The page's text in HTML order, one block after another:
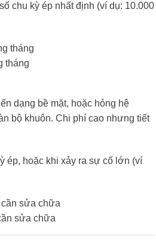
chu kỳ ép nhất định (ví dụ: 10.000
tháng
dạng bề mặt, hoặc hỏng hệ
bộ khuôn. Chi phí cao nhưng tiết
ép, hoặc khi xảy ra sự cố lớn (ví
sửa chữa